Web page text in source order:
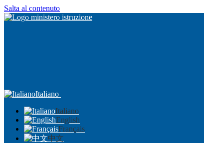
Salta al contenuto
Italiano
Italiano
English
Français
中文